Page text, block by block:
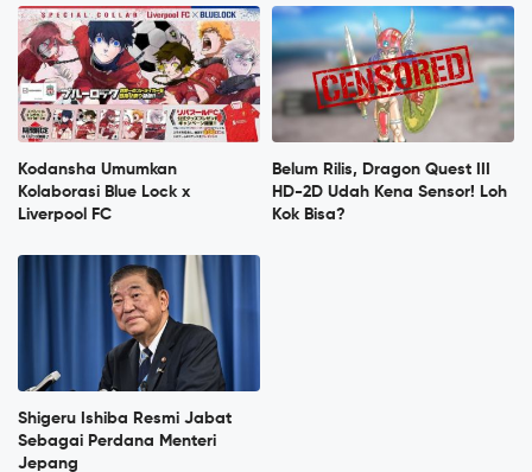
Kodansha Umumkan
Kolaborasi Blue Lock x
Liverpool FC
Belum Rilis, Dragon Quest III
HD-2D Udah Kena Sensor! Loh
Kok Bisa?
Shigeru Ishiba Resmi Jabat
Sebagai Perdana Menteri
Jepang